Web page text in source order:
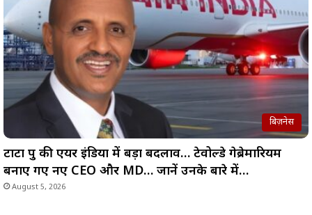
बिज़नेस
टाटा ग्रुप की एयर इंडिया में बड़ा बदलाव… टेवोल्डे गेब्रेमारियम
बनाए गए नए CEO और MD… जानें उनके बारे में…
August 5, 2026